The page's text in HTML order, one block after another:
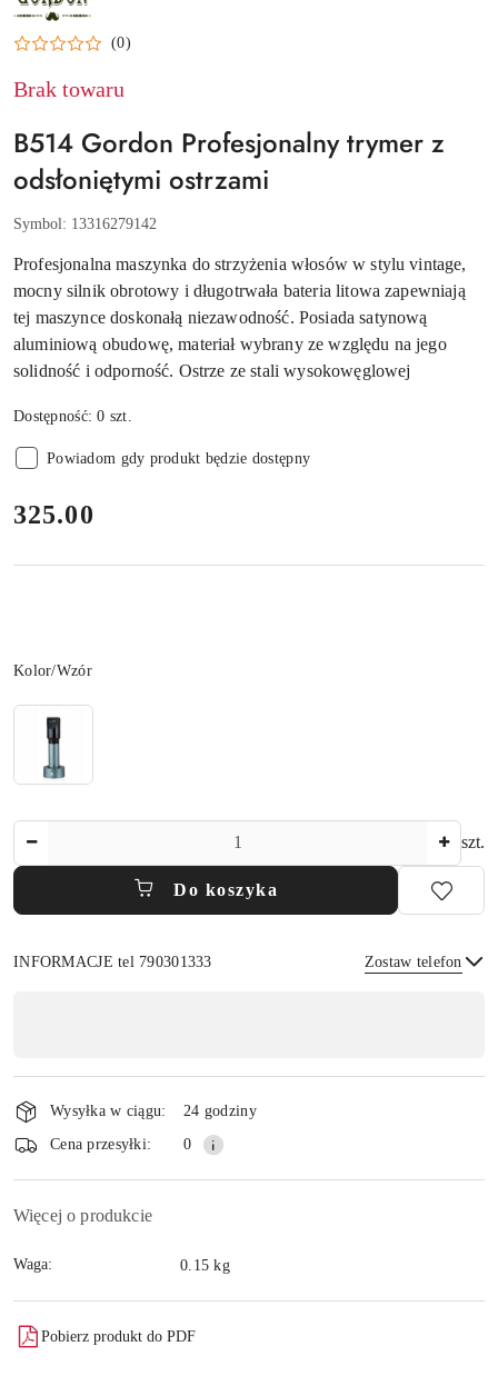
(0)
Brak towaru
B514 Gordon Profesjonalny trymer z
odsłoniętymi ostrzami
Symbol: 13316279142
Profesjonalna maszynka do strzyżenia włosów w stylu vintage,
mocny silnik obrotowy i długotrwała bateria litowa zapewniają
tej maszynce doskonałą niezawodność. Posiada satynową
aluminiową obudowę, materiał wybrany ze względu na jego
solidność i odporność. Ostrze ze stali wysokowęglowej
Dostępność:0 szt.
Powiadom gdy produkt będzie dostępny
cena:
325.00
Wariant
Kolor/Wzór
szt.
Do koszyka
INFORMACJE tel 790301333 Zostaw telefon
płatność
i
dostawaWysyłka w ciągu:
24 godziny
Cena przesyłki:
0
Więcej o produkcie
Waga: 0.15 kg
Pobierz produkt do PDF